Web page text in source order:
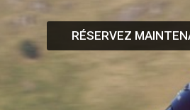
RÉSERVEZ